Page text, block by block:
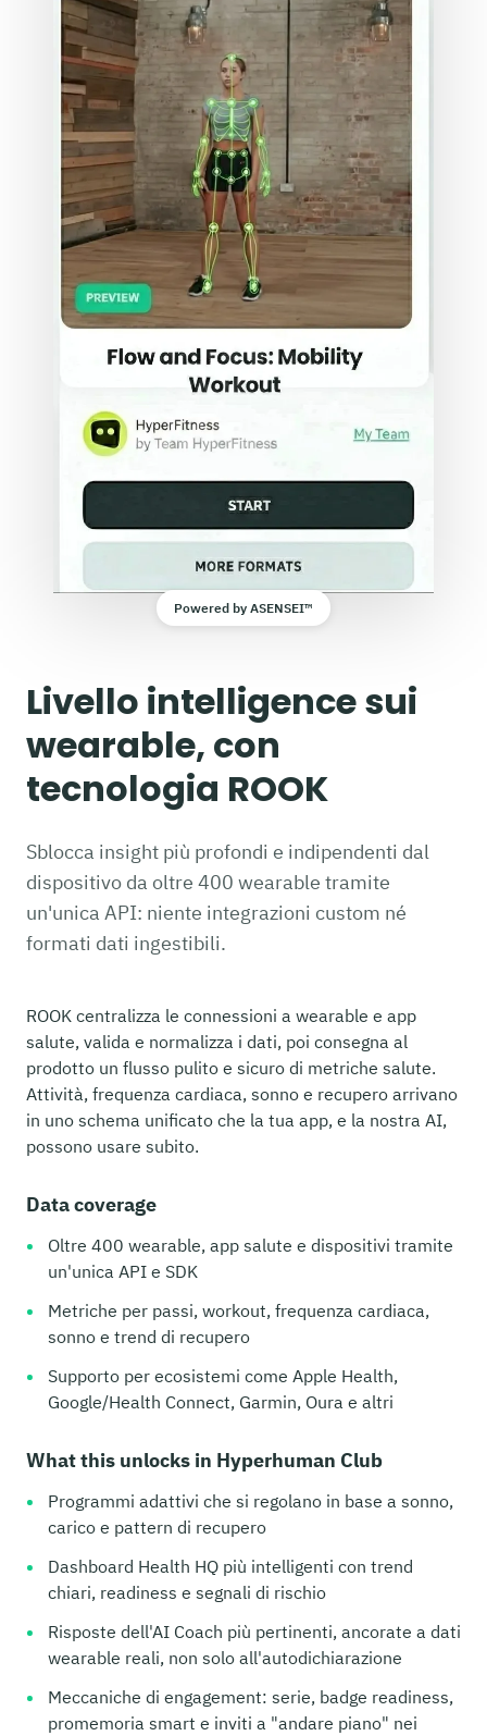
Powered by ASENSEI™
Livello intelligence sui
wearable, con
tecnologia ROOK
Sblocca insight più profondi e indipendenti dal
dispositivo da oltre 400 wearable tramite
un'unica API: niente integrazioni custom né
formati dati ingestibili.
ROOK centralizza le connessioni a wearable e app
salute, valida e normalizza i dati, poi consegna al
prodotto un flusso pulito e sicuro di metriche salute.
Attività, frequenza cardiaca, sonno e recupero arrivano
in uno schema unificato che la tua app, e la nostra AI,
possono usare subito.
Data coverage
Oltre 400 wearable, app salute e dispositivi tramite
un'unica API e SDK
Metriche per passi, workout, frequenza cardiaca,
sonno e trend di recupero
Supporto per ecosistemi come Apple Health,
Google/Health Connect, Garmin, Oura e altri
What this unlocks in Hyperhuman Club
Programmi adattivi che si regolano in base a sonno,
carico e pattern di recupero
Dashboard Health HQ più intelligenti con trend
chiari, readiness e segnali di rischio
Risposte dell'AI Coach più pertinenti, ancorate a dati
wearable reali, non solo all'autodichiarazione
Meccaniche di engagement: serie, badge readiness,
promemoria smart e inviti a "andare piano" nei